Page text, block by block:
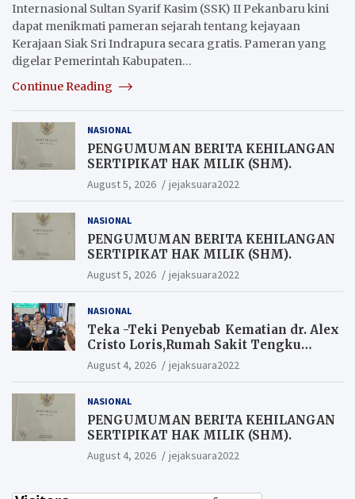
Internasional Sultan Syarif Kasim (SSK) II Pekanbaru kini
dapat menikmati pameran sejarah tentang kejayaan
Kerajaan Siak Sri Indrapura secara gratis. Pameran yang
digelar Pemerintah Kabupaten…
Continue Reading
NASIONAL
PENGUMUMAN BERITA KEHILANGAN
SERTIPIKAT HAK MILIK (SHM).
August 5, 2026 jejaksuara2022
NASIONAL
PENGUMUMAN BERITA KEHILANGAN
SERTIPIKAT HAK MILIK (SHM).
August 5, 2026 jejaksuara2022
NASIONAL
Teka -Teki Penyebab Kematian dr. Alex
Cristo Loris,Rumah Sakit Tengku
Rafian Siak Terjawab Sudah Hasil
Penyelidikan Menyatakan Korban
satu Penyebabnya Diduga utang
pinjaman online
August 4, 2026 jejaksuara2022
NASIONAL
PENGUMUMAN BERITA KEHILANGAN
SERTIPIKAT HAK MILIK (SHM).
August 4, 2026 jejaksuara2022